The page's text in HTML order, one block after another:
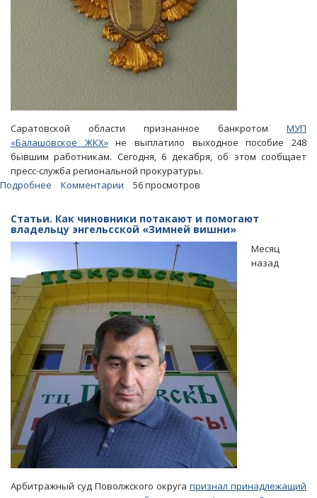
Саратовской области признанное банкротом МУП
«Балашовское ЖКХ»не выплатило выходное пособие 248
бывшим работникам. Сегодня, 6 декабря, об этом сообщает
пресс-служба региональной прокуратуры.
Подробнее
балашовский
МУП
оставил
почти
250
работников
без
расчета
Комментарии 56 просмотров
Статьи. Как чиновники потакают и помогают
владельцу энгельсской «Зимней вишни»
Месяц
назад
Арбитражный суд Поволжского округа признал принадлежащий